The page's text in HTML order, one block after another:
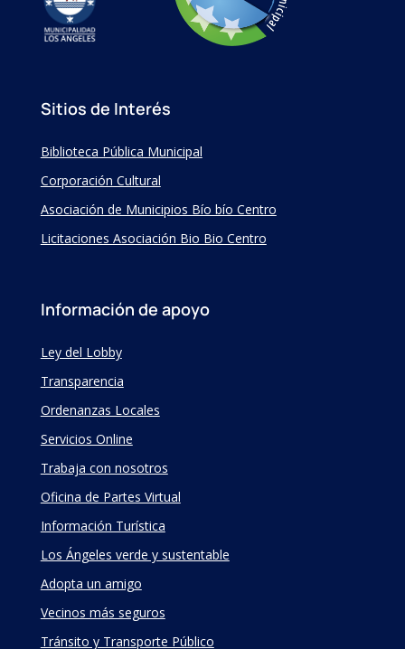
Sitios de Interés
Biblioteca Pública Municipal
Corporación Cultural
Asociación de Municipios Bío bío Centro
Licitaciones Asociación Bio Bio Centro
Información de apoyo
Ley del Lobby
Transparencia
Ordenanzas Locales
Servicios Online
Trabaja con nosotros
Oficina de Partes Virtual
Información Turística
Los Ángeles verde y sustentable
Adopta un amigo
Vecinos más seguros
Tránsito y Transporte Público